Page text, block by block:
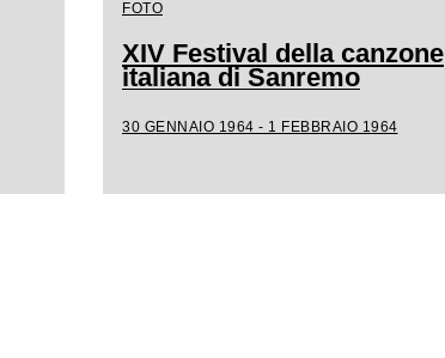
FOTO
XIV Festival della canzone
italiana di Sanremo
30 GENNAIO 1964 - 1 FEBBRAIO 1964